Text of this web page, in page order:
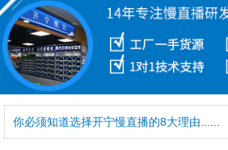
你必须知道选择开宁慢直播的8大理由......